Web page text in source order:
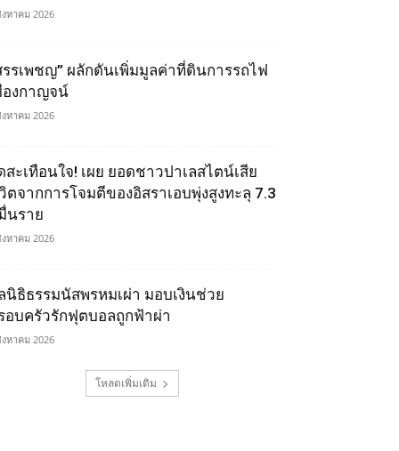
หาคม 2026
รรเพชญ” ผลักดันเพิ่มมูลค่าที่ดินการรถไฟ
องกาญจน์
หาคม 2026
สะเทือนใจ! เผย ยอดชาวปาเลสไตน์เสีย
ตจากการโจมตีของอิสราเอบพุ่งสูงทะลุ 7.3
นราย
หาคม 2026
นิธิธรรมนัสพรหมเผ่า มอบเงินช่วย
อบครัวรักฟุตบอลถูกฟ้าผ่า
หาคม 2026
โหลดเพิ่มเติม